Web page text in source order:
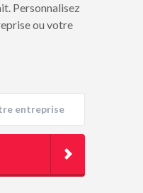
Personnalisez
ou votre